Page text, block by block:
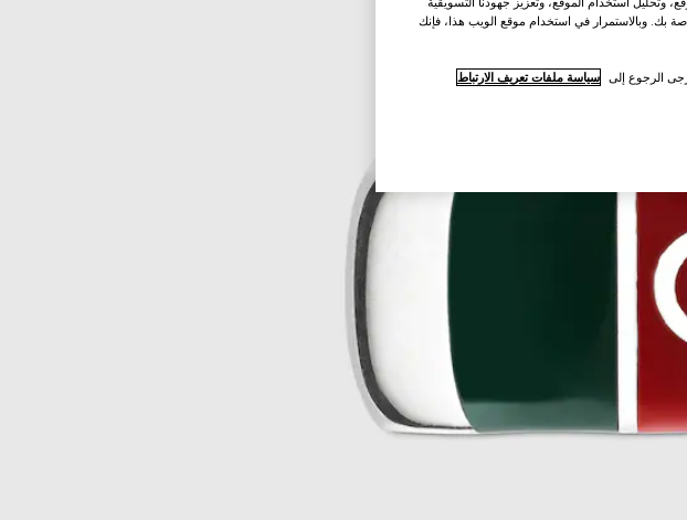
بك. وبالاستمرار في استخدام موقع الويب هذا، فإنك
الرجوع إلى سياسة ملفات تعريف الارتباط